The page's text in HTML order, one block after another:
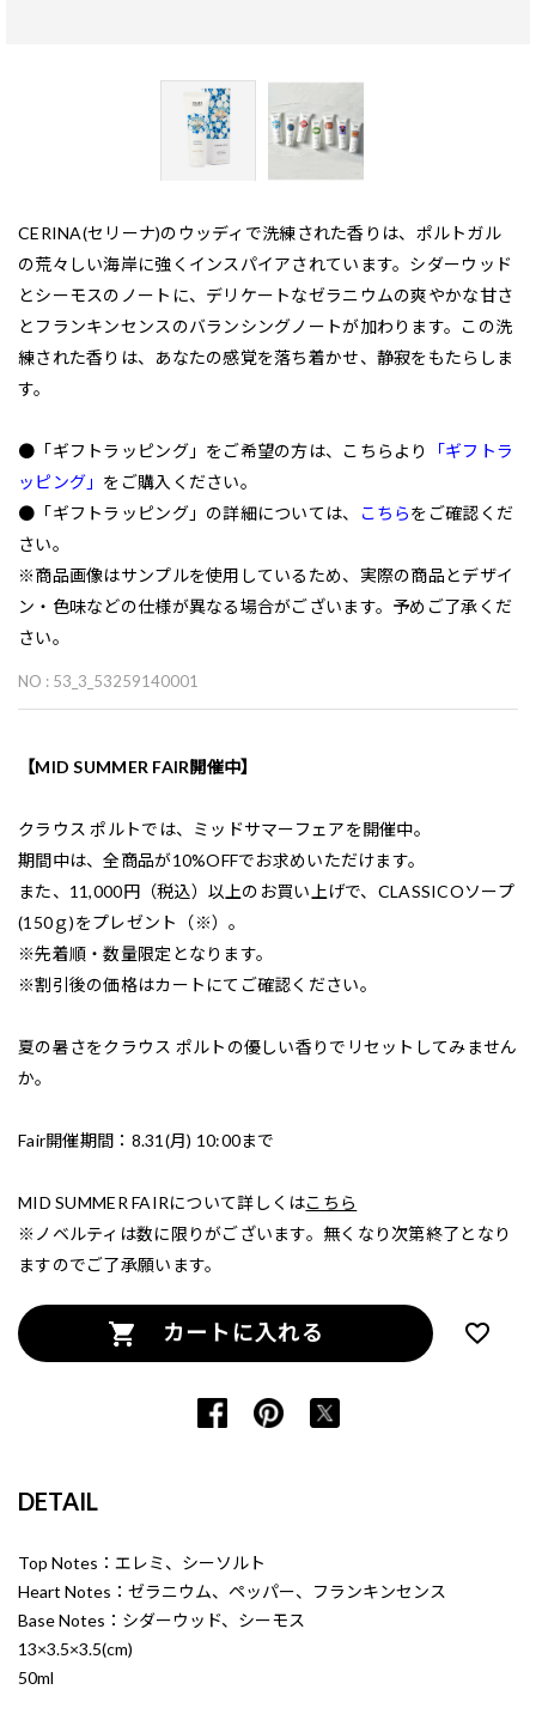
CERINA(セリーナ)のウッディで洗練された香りは、ポルトガル
の荒々しい海岸に強くインスパイアされています。シダーウッド
とシーモスのノートに、デリケートなゼラニウムの爽やかな甘さ
とフランキンセンスのバランシングノートが加わります。この洗
練された香りは、あなたの感覚を落ち着かせ、静寂をもたらしま
す。
●「ギフトラッピング」をご希望の方は、こちらより
「ギフトラ
ッピング」 をご購入ください。
●「ギフトラッピング」の詳細については、
こちらをご確認くだ
さい。
※商品画像はサンプルを使用しているため、実際の商品とデザイ
ン・色味などの仕様が異なる場合がございます。予めご了承くだ
さい。
NO : 53_3_53259140001
【MID SUMMER FAIR開催中】
クラウス ポルトでは、ミッドサマーフェアを開催中。
期間中は、全商品が10%OFFでお求めいただけます。
また、11,000円（税込）以上のお買い上げで、CLASSICOソープ
(150ｇ)をプレゼント（※）。
※先着順・数量限定となります。
※割引後の価格はカートにてご確認ください。
夏の暑さをクラウス ポルトの優しい香りでリセットしてみません
か。
Fair開催期間：8.31(月) 10:00まで
MID SUMMER FAIRについて詳しくはこちら
※ノベルティは数に限りがございます。無くなり次第終了となり
ますのでご了承願います。
カートに入れる
DETAIL
Top Notes：エレミ、シーソルト
Heart Notes：ゼラニウム、ペッパー、フランキンセンス
Base Notes：シダーウッド、シーモス
13×3.5×3.5(cm)
50ml